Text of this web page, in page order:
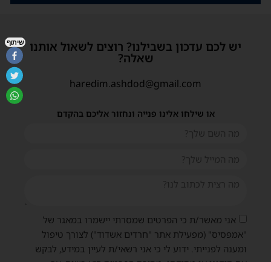
יש לכם עדכון בשבילנו? רוצים לשאול אותנו
שאלה?
haredim.ashdod@gmail.com
או שילחו אלינו פנייה ונחזור אליכם בהקדם
אני מאשר/ת כי הפרטים שמסרתי יישמרו במאגר של
"אמפסיס" (מפעילת אתר "חרדים אשדוד") לצורך טיפול
ומענה לפנייתי. ידוע לי כי אני רשאי/ת לעיין במידע, לבקש
שיתוף